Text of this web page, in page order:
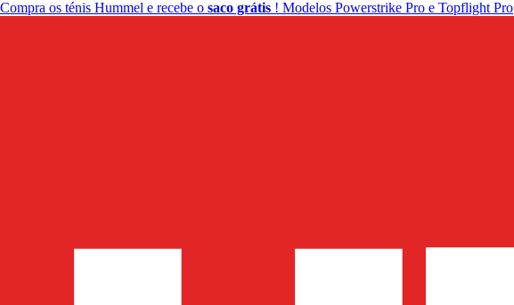
Compra os ténis Hummel e recebe o saco grátis ! Modelos Powerstrike Pro e Topflight Pro